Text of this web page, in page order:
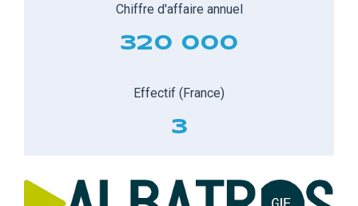
Chiffre d'affaire annuel
320 000
Effectif (France)
3